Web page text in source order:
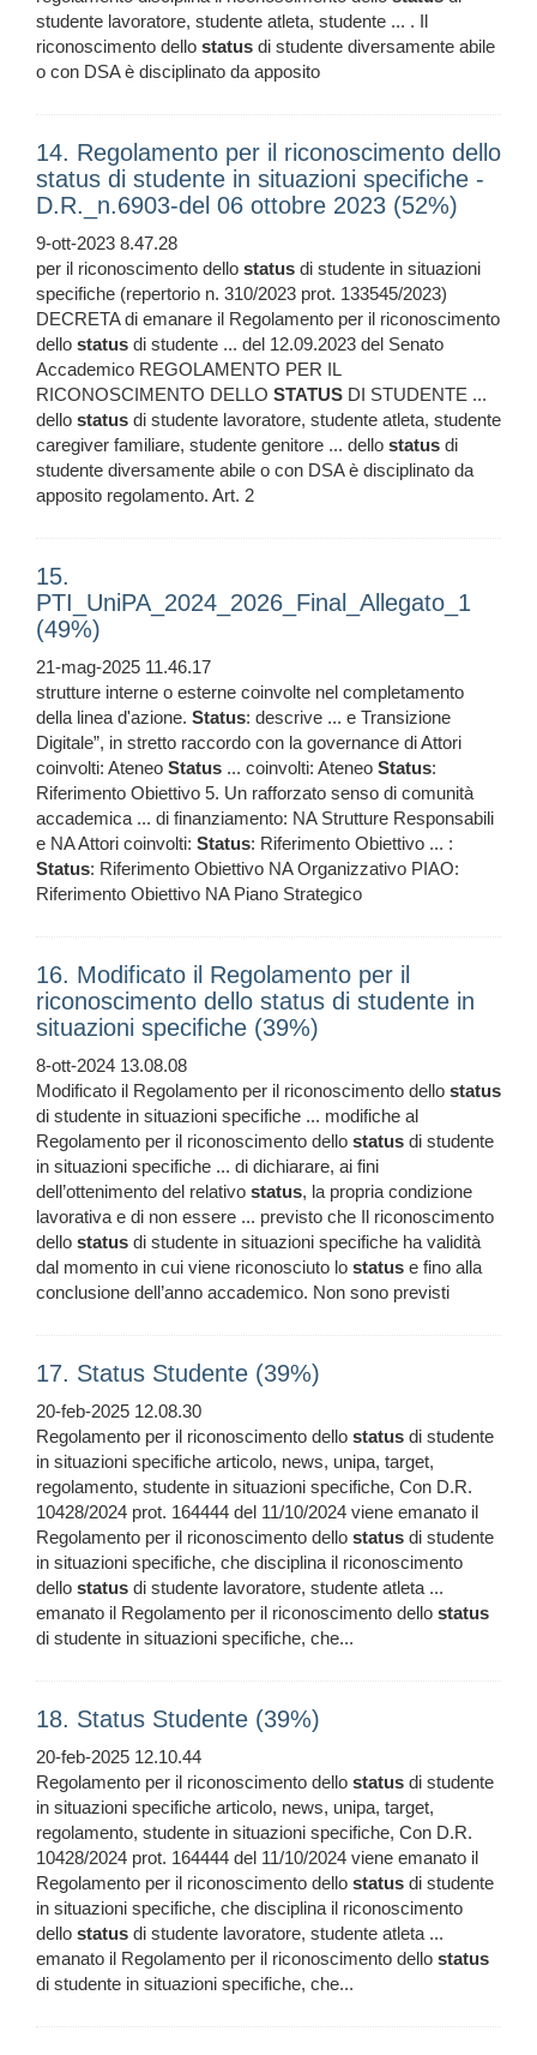
studente lavoratore, studente atleta, studente ... . Il
riconoscimento dello status di studente diversamente abile
o con DSA è disciplinato da apposito
14. Regolamento per il riconoscimento dello
status di studente in situazioni specifiche -
D.R._n.6903-del 06 ottobre 2023 (52%)
9-ott-2023 8.47.28
per il riconoscimento dello status di studente in situazioni
specifiche (repertorio n. 310/2023 prot. 133545/2023)
DECRETA di emanare il Regolamento per il riconoscimento
dello status di studente ... del 12.09.2023 del Senato
Accademico REGOLAMENTO PER IL
RICONOSCIMENTO DELLO STATUS DI STUDENTE ...
dello status di studente lavoratore, studente atleta, studente
caregiver familiare, studente genitore ... dello status di
studente diversamente abile o con DSA è disciplinato da
apposito regolamento. Art. 2
15.
PTI_UniPA_2024_2026_Final_Allegato_1
(49%)
21-mag-2025 11.46.17
strutture interne o esterne coinvolte nel completamento
della linea d'azione. Status: descrive ... e Transizione
Digitale”, in stretto raccordo con la governance di Attori
coinvolti: Ateneo Status ... coinvolti: Ateneo Status:
Riferimento Obiettivo 5. Un rafforzato senso di comunità
accademica ... di finanziamento: NA Strutture Responsabili
e NA Attori coinvolti: Status: Riferimento Obiettivo ... :
Status: Riferimento Obiettivo NA Organizzativo PIAO:
Riferimento Obiettivo NA Piano Strategico
16. Modificato il Regolamento per il
riconoscimento dello status di studente in
situazioni specifiche (39%)
8-ott-2024 13.08.08
Modificato il Regolamento per il riconoscimento dello status
di studente in situazioni specifiche ... modifiche al
Regolamento per il riconoscimento dello status di studente
in situazioni specifiche ... di dichiarare, ai fini
dell’ottenimento del relativo status, la propria condizione
lavorativa e di non essere ... previsto che Il riconoscimento
dello status di studente in situazioni specifiche ha validità
dal momento in cui viene riconosciuto lo status e fino alla
conclusione dell’anno accademico. Non sono previsti
17. Status Studente (39%)
20-feb-2025 12.08.30
Regolamento per il riconoscimento dello status di studente
in situazioni specifiche articolo, news, unipa, target,
regolamento, studente in situazioni specifiche, Con D.R.
10428/2024 prot. 164444 del 11/10/2024 viene emanato il
Regolamento per il riconoscimento dello status di studente
in situazioni specifiche, che disciplina il riconoscimento
dello status di studente lavoratore, studente atleta ...
emanato il Regolamento per il riconoscimento dello status
di studente in situazioni specifiche, che...
18. Status Studente (39%)
20-feb-2025 12.10.44
Regolamento per il riconoscimento dello status di studente
in situazioni specifiche articolo, news, unipa, target,
regolamento, studente in situazioni specifiche, Con D.R.
10428/2024 prot. 164444 del 11/10/2024 viene emanato il
Regolamento per il riconoscimento dello status di studente
in situazioni specifiche, che disciplina il riconoscimento
dello status di studente lavoratore, studente atleta ...
emanato il Regolamento per il riconoscimento dello status
di studente in situazioni specifiche, che...